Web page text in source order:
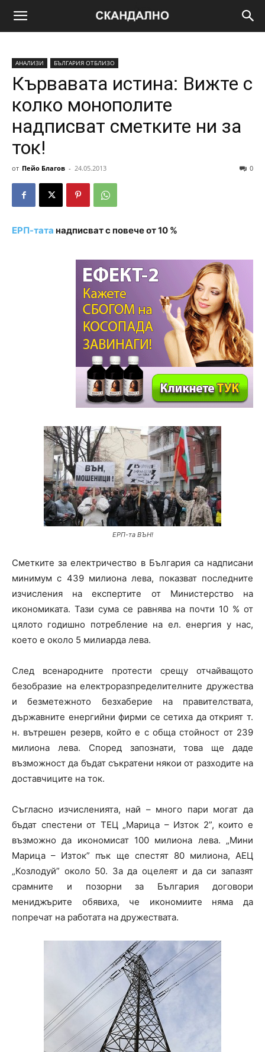
АНАЛИЗИ БЪЛГАРИЯ ОТБЛИЗО
Кървавата истина: Вижте с
колко монополите
надписват сметките ни за
ток!
от Пейо Благов - 24.05.2013 0
ЕРП-тата надписват с повече от 10 %
ЕРП-та ВЪН!
Сметките за електричество в България са надписани
минимум с 439 милиона лева, показват последните
изчисления на експертите от Министерство на
икономиката. Тази сума се равнява на почти 10 % от
цялото годишно потребление на ел. енергия у нас,
което е около 5 милиарда лева.
След всенародните протести срещу отчайващото
безобразие на електроразпределителните дружества
и безметежното безхаберие на правителствата,
държавните енергийни фирми се сетиха да открият т.
н. вътрешен резерв, който е с обща стойност от 239
милиона лева. Според запознати, това ще даде
възможност да бъдат съкратени някои от разходите на
доставчиците на ток.
Съгласно изчисленията, най – много пари могат да
бъдат спестени от ТЕЦ „Марица – Изток 2”, които е
възможно да икономисат 100 милиона лева. „Мини
Марица – Изток” пък ще спестят 80 милиона, АЕЦ
„Козлодуй” около 50. За да оцелеят и да си запазят
срамните и позорни за България договори
мениджърите обявиха, че икономиите няма да
попречат на работата на дружествата.